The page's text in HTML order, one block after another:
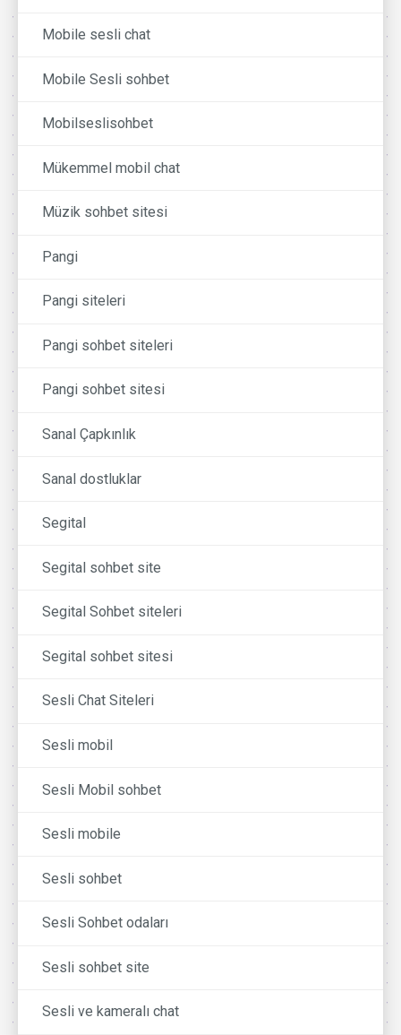
Mobile sesli chat
Mobile Sesli sohbet
Mobilseslisohbet
Mükemmel mobil chat
Müzik sohbet sitesi
Pangi
Pangi siteleri
Pangi sohbet siteleri
Pangi sohbet sitesi
Sanal Çapkınlık
Sanal dostluklar
Segital
Segital sohbet site
Segital Sohbet siteleri
Segital sohbet sitesi
Sesli Chat Siteleri
Sesli mobil
Sesli Mobil sohbet
Sesli mobile
Sesli sohbet
Sesli Sohbet odaları
Sesli sohbet site
Sesli ve kameralı chat